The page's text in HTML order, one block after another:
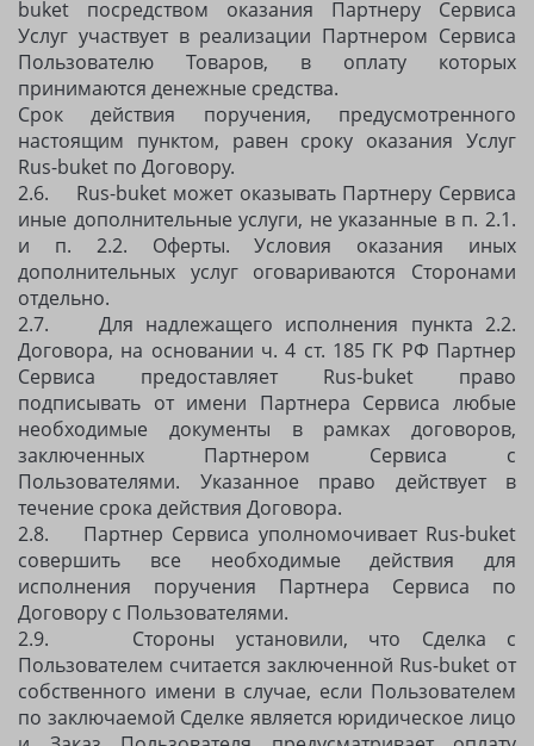
buket посредством оказания Партнеру Сервиса
Услуг участвует в реализации Партнером Сервиса
Пользователю Товаров, в оплату которых
принимаются денежные средства.
Срок действия поручения, предусмотренного
настоящим пунктом, равен сроку оказания Услуг
Rus-buket по Договору.
2.6. Rus-buket может оказывать Партнеру Сервиса
иные дополнительные услуги, не указанные в п. 2.1.
и п. 2.2. Оферты. Условия оказания иных
дополнительных услуг оговариваются Сторонами
отдельно.
2.7. Для надлежащего исполнения пункта 2.2.
Договора, на основании ч. 4 ст. 185 ГК РФ Партнер
Сервиса предоставляет Rus-buket право
подписывать от имени Партнера Сервиса любые
необходимые документы в рамках договоров,
заключенных Партнером Сервиса с
Пользователями. Указанное право действует в
течение срока действия Договора.
2.8. Партнер Сервиса уполномочивает Rus-buket
совершить все необходимые действия для
исполнения поручения Партнера Сервиса по
Договору с Пользователями.
2.9. Стороны установили, что Сделка с
Пользователем считается заключенной Rus-buket от
собственного имени в случае, если Пользователем
по заключаемой Сделке является юридическое лицо